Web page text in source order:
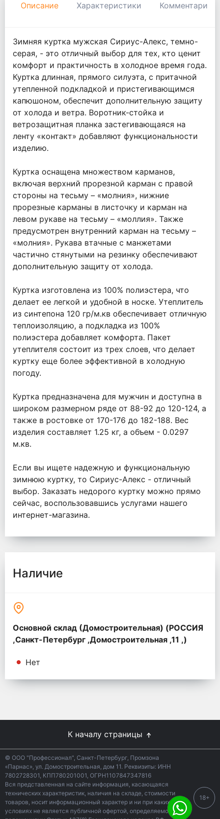
Описание Характеристики Комментарии
Зимняя куртка мужская Сириус-Алекс, темно-
серая, - это отличный выбор для тех, кто ценит
комфорт и практичность в холодное время года.
Куртка длинная, прямого силуэта, с притачной
утепленной подкладкой и пристегивающимся
капюшоном, обеспечит дополнительную защиту
от холода и ветра. Воротник-стойка и
ветрозащитная планка застегивающаяся на
ленту «контакт» добавляют функциональности
изделию.
Куртка оснащена множеством карманов,
включая верхний прорезной карман с правой
стороны на тесьму – «молния», нижние
прорезные карманы в листочку и карман на
левом рукаве на тесьму – «моллия». Также
предусмотрен внутренний карман на тесьму –
«молния». Рукава втачные с манжетами
частично стянутыми на резинку обеспечивают
дополнительную защиту от холода.
Куртка изготовлена из 100% полиэстера, что
делает ее легкой и удобной в носке. Утеплитель
из синтепона 120 гр/м.кв обеспечивает отличную
теплоизоляцию, а подкладка из 100%
полиэстера добавляет комфорта. Пакет
утеплителя состоит из трех слоев, что делает
куртку еще более эффективной в холодную
погоду.
Куртка предназначена для мужчин и доступна в
широком размерном ряде от 88-92 до 120-124, а
также в ростовке от 170-176 до 182-188. Вес
изделия составляет 1.25 кг, а объем - 0.0297
м.кв.
Если вы ищете надежную и функциональную
зимнюю куртку, то Сириус-Алекс - отличный
выбор. Заказать недорого куртку можно прямо
сейчас, воспользовавшись услугами нашего
интернет-магазина.
Наличие
Основной склад (Домостроительная) (РОССИЯ
,Санкт-Петербург ,Домостроительная ,11 ,)
Нет
К началу страницы
© ООО "Профессионал", Санкт-Петербург, Промзона
«Парнас», ул. Домостроительная, дом 11. Реквизиты: ИНН
7802728301, КПП780201001, ОГРН1107847347816
Вся представленная на сайте информация, касающаяся
технических характеристик, наличия на складе, стоимости
товаров, носит информационный характер и ни при каких
условиях не является публичной офертой, определяемой
18+